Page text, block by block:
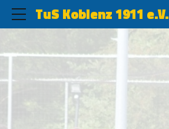
TuS Koblenz 1911 e.V.